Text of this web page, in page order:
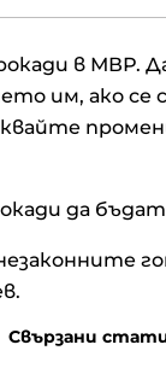
в МВР.
им, ако се
да бъдат
Свързани